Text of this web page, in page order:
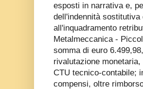
esposti in narrativa e,
dell'indennità
all'inquadramento
Metalmeccanica -
somma di euro
rivalutazione
CTU tecnico-contabile;
compensi, oltre